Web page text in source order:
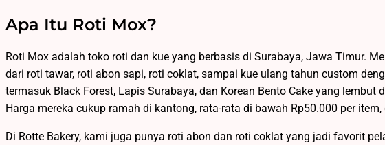
Apa Itu Roti Mox?
Roti Mox adalah toko roti dan kue yang berbasis di Surabaya, Jawa Timur.
dari roti tawar, roti abon sapi, roti coklat, sampai kue ulang tahun custom
termasuk Black Forest, Lapis Surabaya, dan Korean Bento Cake yang
Harga mereka cukup ramah di kantong, rata-rata di bawah Rp50.000 per
Di Rotte Bakery, kami juga punya roti abon dan roti coklat yang jadi favorit